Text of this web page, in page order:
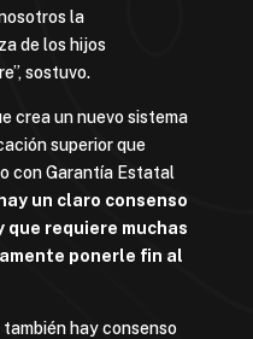
la
de los hijos
sostuvo.
crea un nuevo sistema
superior que
con Garantía Estatal
un claro consenso
que requiere muchas
ponerle fin al
hay consenso